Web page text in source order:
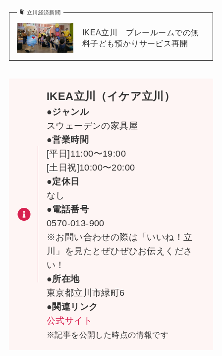
立川経済新聞
IKEA立川 プレールームでの無
料子ども預かりサービス再開
IKEA立川（イケア立川）
●ジャンル
スウェーデンの家具屋
●営業時間
[平日]11:00〜19:00
[土日祝]10:00〜20:00
●定休日
なし
●電話番号
0570-013-900
※お問い合わせの際は「いいね！立
川」を見たとぜひぜひお伝えくださ
い！
●所在地
東京都立川市緑町6
●関連リンク
公式サイト
※記事を公開した時点の情報です